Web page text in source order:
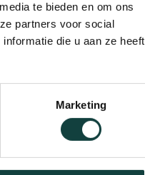
te bieden en om ons
partners voor social
die u aan ze heeft
Marketing